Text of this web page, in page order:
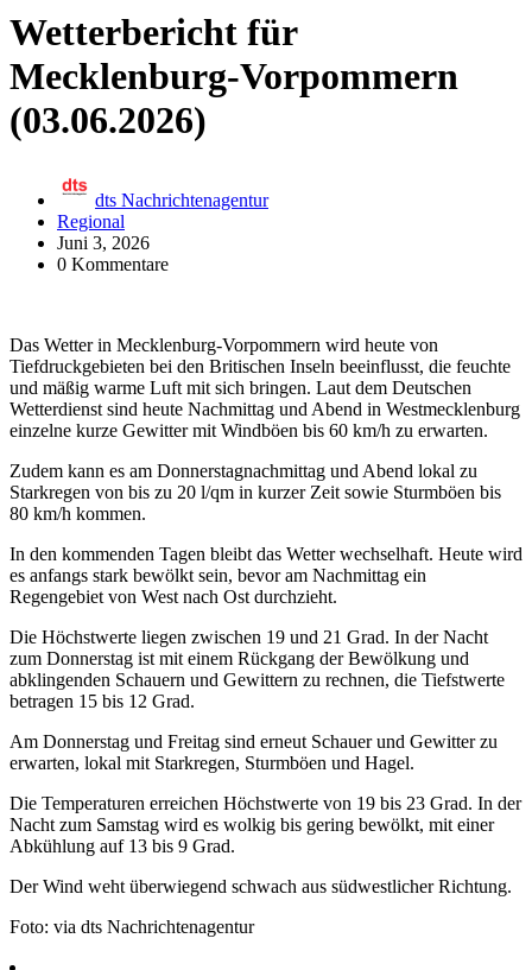
Wetterbericht für
Mecklenburg-Vorpommern
(03.06.2026)
dts Nachrichtenagentur
Regional
Juni 3, 2026
0 Kommentare
Das Wetter in Mecklenburg-Vorpommern wird heute von
Tiefdruckgebieten bei den Britischen Inseln beeinflusst, die feuchte
und mäßig warme Luft mit sich bringen. Laut dem Deutschen
Wetterdienst sind heute Nachmittag und Abend in Westmecklenburg
einzelne kurze Gewitter mit Windböen bis 60 km/h zu erwarten.
Zudem kann es am Donnerstagnachmittag und Abend lokal zu
Starkregen von bis zu 20 l/qm in kurzer Zeit sowie Sturmböen bis
80 km/h kommen.
In den kommenden Tagen bleibt das Wetter wechselhaft. Heute wird
es anfangs stark bewölkt sein, bevor am Nachmittag ein
Regengebiet von West nach Ost durchzieht.
Die Höchstwerte liegen zwischen 19 und 21 Grad. In der Nacht
zum Donnerstag ist mit einem Rückgang der Bewölkung und
abklingenden Schauern und Gewittern zu rechnen, die Tiefstwerte
betragen 15 bis 12 Grad.
Am Donnerstag und Freitag sind erneut Schauer und Gewitter zu
erwarten, lokal mit Starkregen, Sturmböen und Hagel.
Die Temperaturen erreichen Höchstwerte von 19 bis 23 Grad. In der
Nacht zum Samstag wird es wolkig bis gering bewölkt, mit einer
Abkühlung auf 13 bis 9 Grad.
Der Wind weht überwiegend schwach aus südwestlicher Richtung.
Foto: via dts Nachrichtenagentur